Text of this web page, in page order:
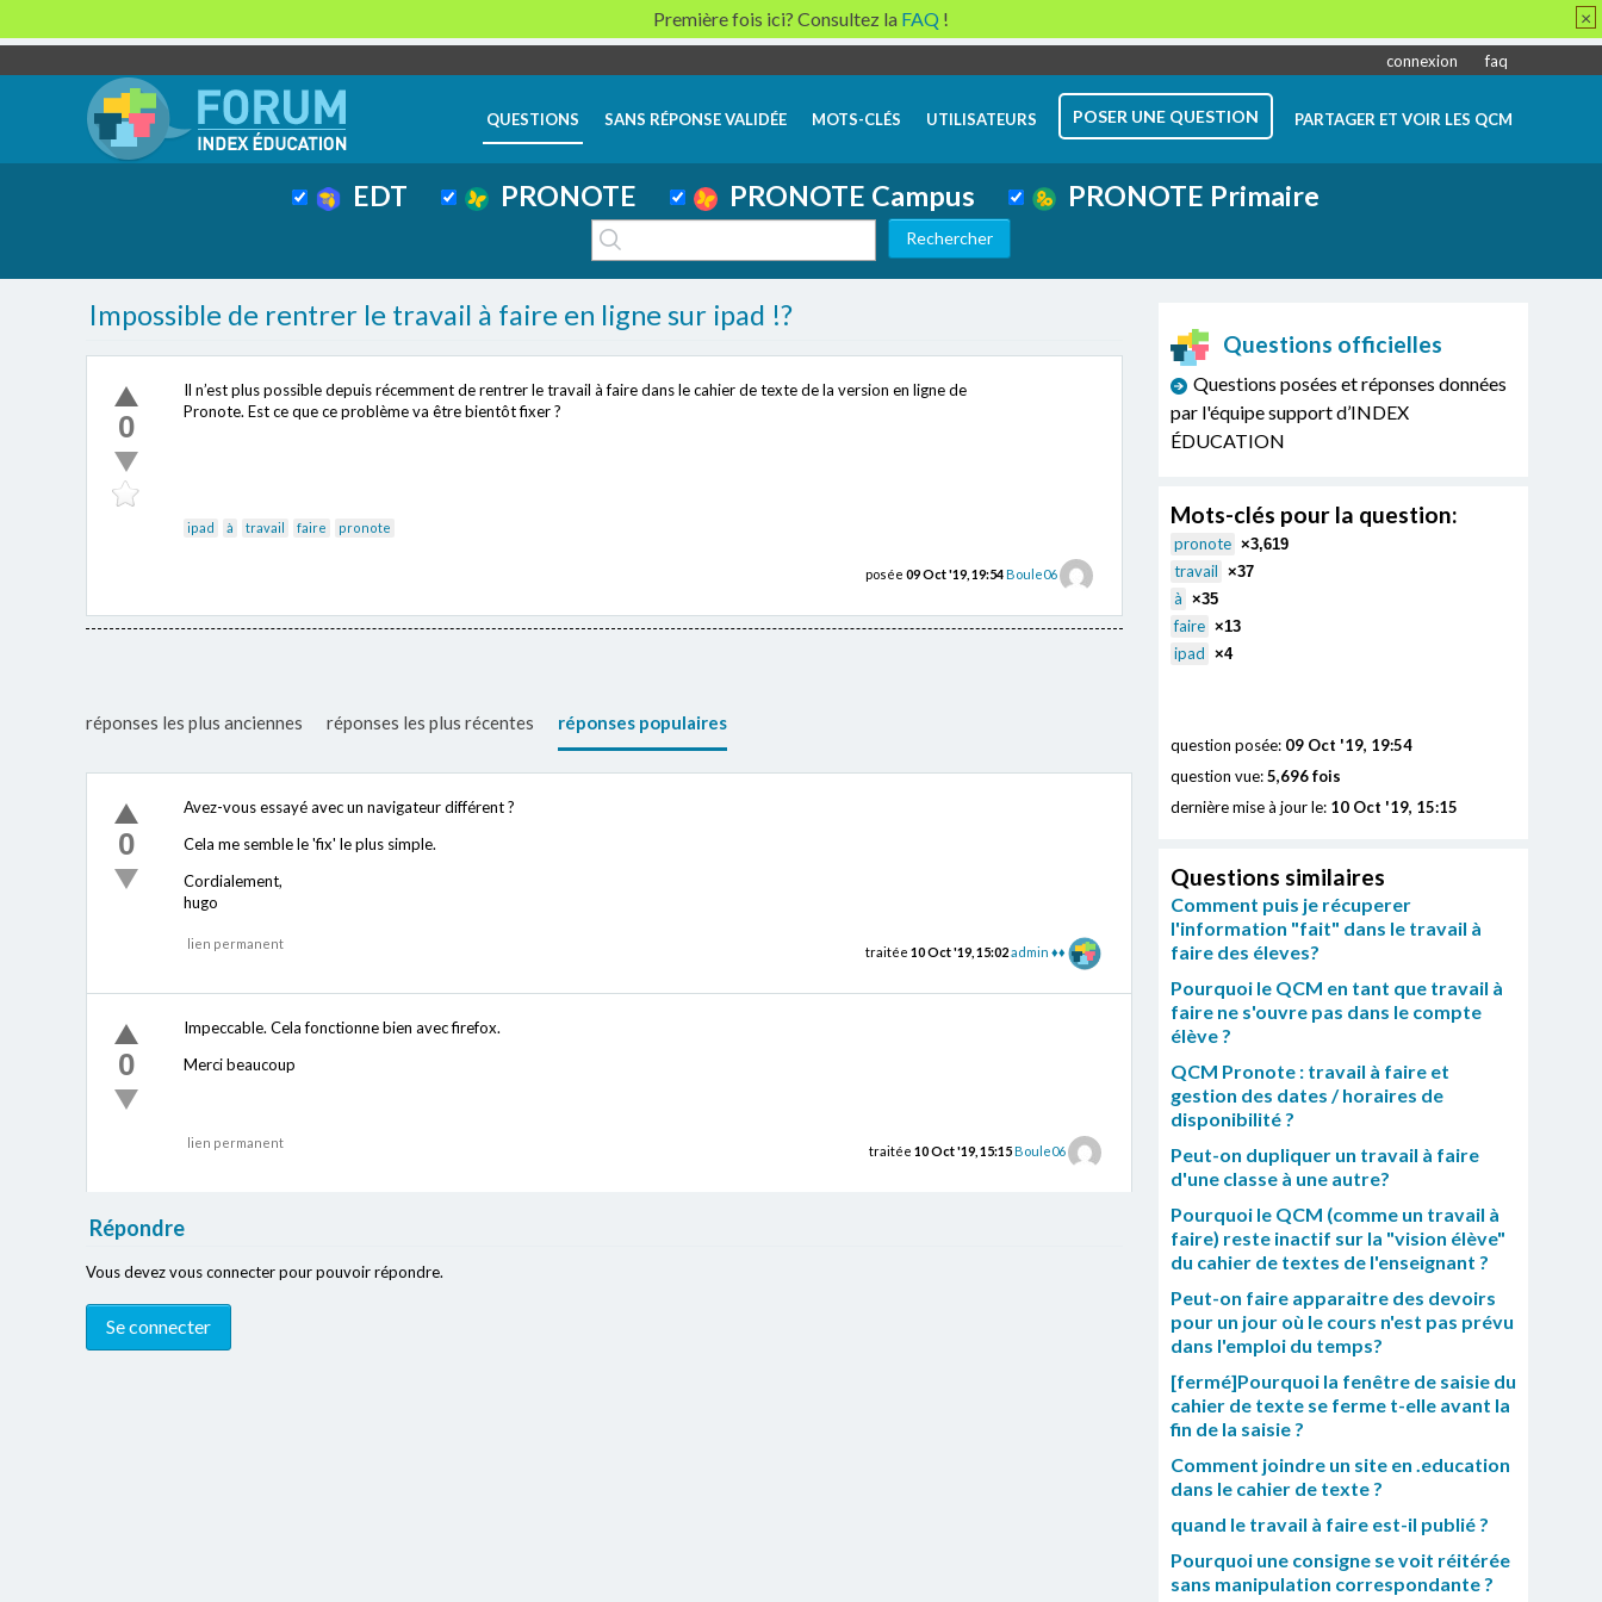
connexion faq
QUESTIONS SANS RÉPONSE VALIDÉE MOTS-CLÉS UTILISATEURS POSER UNE QUESTION PARTAGER ET VOIR LES QCM
EDT PRONOTE PRONOTE Campus PRONOTE Primaire
Impossible de rentrer le travail à faire en ligne sur ipad !?
0
Il n’est plus possible depuis récemment de rentrer le travail à faire dans le cahier de texte de la version en ligne de
Pronote. Est ce que ce problème va être bientôt fixer ?
ipad à travail faire pronote
posée 09 Oct '19, 19:54Boule06
réponses les plus anciennes réponses les plus récentes réponses populaires
0
Avez-vous essayé avec un navigateur différent ?
Cela me semble le 'fix' le plus simple.
Cordialement,
hugo
lien permanent
traitée 10 Oct '19, 15:02admin ♦♦
0
Impeccable. Cela fonctionne bien avec firefox.
Merci beaucoup
lien permanent
traitée 10 Oct '19, 15:15Boule06
Répondre
Vous devez vous connecter pour pouvoir répondre.
Questions officielles
Questions posées et réponses données
par l'équipe support d’INDEX
ÉDUCATION
Mots-clés pour la question:
pronote ×3,619
travail ×37
à ×35
faire ×13
ipad ×4
question posée: 09 Oct '19, 19:54
question vue:5,696 fois
dernière mise à jour le: 10 Oct '19, 15:15
Questions similaires
Comment puis je récuperer
l'information "fait" dans le travail à
faire des éleves?
Pourquoi le QCM en tant que travail à
faire ne s'ouvre pas dans le compte
élève ?
QCM Pronote : travail à faire et
gestion des dates / horaires de
disponibilité ?
Peut-on dupliquer un travail à faire
d'une classe à une autre?
Pourquoi le QCM (comme un travail à
faire) reste inactif sur la "vision élève"
du cahier de textes de l'enseignant ?
Peut-on faire apparaitre des devoirs
pour un jour où le cours n'est pas prévu
dans l'emploi du temps?
[fermé]Pourquoi la fenêtre de saisie du
cahier de texte se ferme t-elle avant la
fin de la saisie ?
Comment joindre un site en .education
dans le cahier de texte ?
quand le travail à faire est-il publié ?
Pourquoi une consigne se voit réitérée
sans manipulation correspondante ?
Première fois ici? Consultez la FAQ ! ×